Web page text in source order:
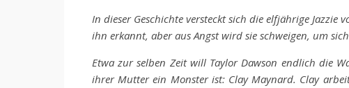
In dieser Geschichte versteckt sich die elfjährige
ihn erkannt, aber aus Angst wird sie schweigen, um
Etwa zur selben Zeit will Taylor Dawson endlich die
ihrer Mutter ein Monster ist: Clay Maynard. Clay